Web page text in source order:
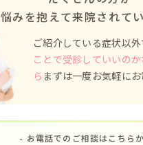
悩みを抱えて来院されてい
ご紹介している症状以外
ことで受診していいの
ら まずは一度お気軽にお
- お電話でのご相談はこちら